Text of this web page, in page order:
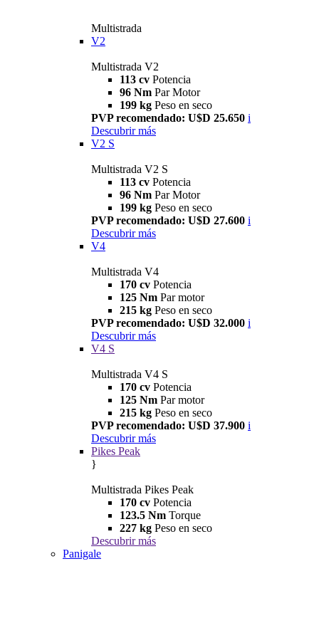
Multistrada
V2
Multistrada V2
113 cv Potencia
96 Nm Par Motor
199 kg Peso en seco
PVP recomendado: U$D 25.650 i
Descubrir más
V2 S
Multistrada V2 S
113 cv Potencia
96 Nm Par Motor
199 kg Peso en seco
PVP recomendado: U$D 27.600 i
Descubrir más
V4
Multistrada V4
170 cv Potencia
125 Nm Par motor
215 kg Peso en seco
PVP recomendado: U$D 32.000 i
Descubrir más
V4 S
Multistrada V4 S
170 cv Potencia
125 Nm Par motor
215 kg Peso en seco
PVP recomendado: U$D 37.900 i
Descubrir más
Pikes Peak
}
Multistrada Pikes Peak
170 cv Potencia
123.5 Nm Torque
227 kg Peso en seco
Descubrir más
Panigale